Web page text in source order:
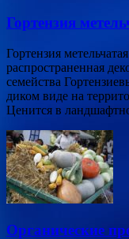
Гортензия
Гортензия
распространенная
семейства
диком виде на
Ценится в
Органические